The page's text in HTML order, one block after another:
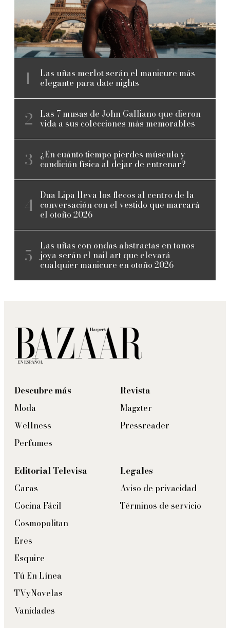
Las uñas merlot serán el manicure más
elegante para date nights
Las 7 musas de John Galliano que dieron
vida a sus colecciones más memorables
¿En cuánto tiempo pierdes músculo y
condición física al dejar de entrenar?
Dua Lipa lleva los flecos al centro de la
conversación con el vestido que marcará
el otoño 2026
Las uñas con ondas abstractas en tonos
joya serán el nail art que elevará
cualquier manicure en otoño 2026
Descubre más
Moda
Wellness
Perfumes
Revista
Magzter
Pressreader
Editorial Televisa
Caras
Cocina Fácil
Cosmopolitan
Eres
Esquire
Tú En Línea
TVyNovelas
Vanidades
Legales
Aviso de privacidad
Términos de servicio